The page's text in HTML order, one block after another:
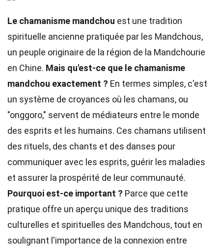
Le chamanisme mandchou est une tradition
spirituelle ancienne pratiquée par les Mandchous,
un peuple originaire de la région de la Mandchourie
en Chine. Mais qu'est-ce que le chamanisme
mandchou exactement ? En termes simples, c'est
un système de croyances où les chamans, ou
"onggoro," servent de médiateurs entre le monde
des esprits et les humains. Ces chamans utilisent
des rituels, des chants et des danses pour
communiquer avec les esprits, guérir les maladies
et assurer la prospérité de leur communauté.
Pourquoi est-ce important ? Parce que cette
pratique offre un aperçu unique des traditions
culturelles et spirituelles des Mandchous, tout en
soulignant l'importance de la connexion entre